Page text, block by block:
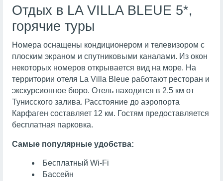
Отдых в LA VILLA BLEUE 5*,
горячие туры
Номера оснащены кондиционером и телевизором с
плоским экраном и спутниковыми каналами. Из окон
некоторых номеров открывается вид на море. На
территории отеля La Villa Bleue работают ресторан и
экскурсионное бюро. Отель находится в 2,5 км от
Тунисского залива. Расстояние до аэропорта
Карфаген составляет 12 км. Гостям предоставляется
бесплатная парковка.
Самые популярные удобства:
Бесплатный Wi-Fi
Бассейн